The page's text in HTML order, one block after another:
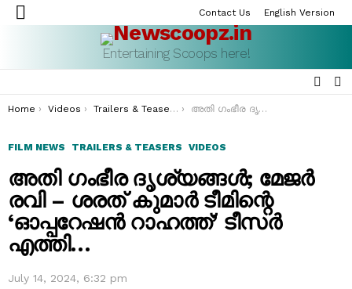
Menu
Contact Us English Version
Entertaining Scoops here!
You are here:
Home Videos Trailers & Teasers അതി ഗംഭീര ദൃശ്യങ്ങൾ; മേജർ രവി – ശരത് കുമാർ ടീമിന്റെ ‘ഓപ്പറേഷന്‍ റാഹത്ത്’ ടീസർ എത്തി…
FILM NEWS TRAILERS & TEASERS VIDEOS
അതി ഗംഭീര ദൃശ്യങ്ങൾ; മേജർ
രവി – ശരത് കുമാർ ടീമിന്റെ
‘ഓപ്പറേഷന്‍ റാഹത്ത്’ ടീസർ
എത്തി…
July 14, 2024, 6:32 pm